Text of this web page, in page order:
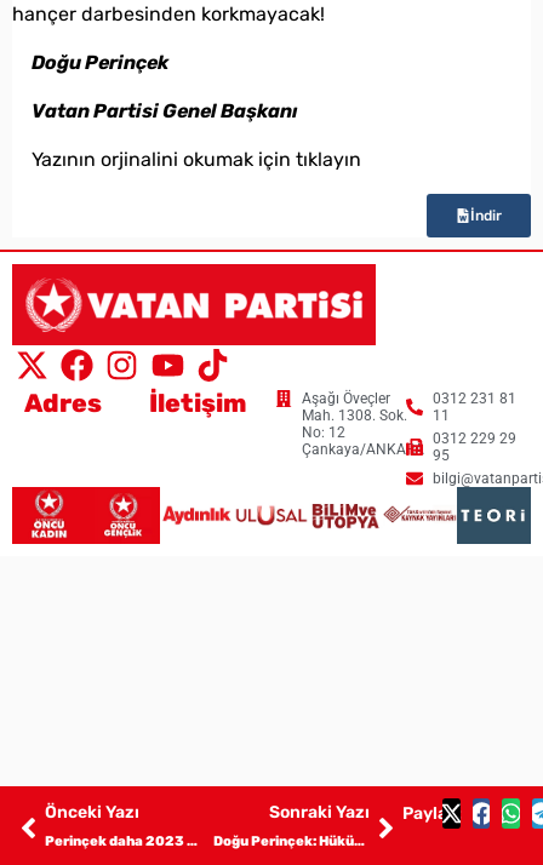
hançer darbesinden korkmayacak!
Doğu Perinçek
Vatan Partisi Genel Başkanı
Yazının orjinalini okumak için tıklayın
İndir
Önceki Yazı
Perinçek daha 2023 yılında görevi belirlemişti! FETÖ kurbanlarını Türkiye’ye kazanmalıyız | Doğu Perinçek
Sonraki Yazı
Doğu Perinçek: Hükümet ABD-İsrail tehdidini gizliyor
Paylaş:
Adres
Aşağı Öveçler
Mah. 1308. Sok.
No: 12
Çankaya/ANKARA
İletişim
0312 231 81
11
0312 229 29
95